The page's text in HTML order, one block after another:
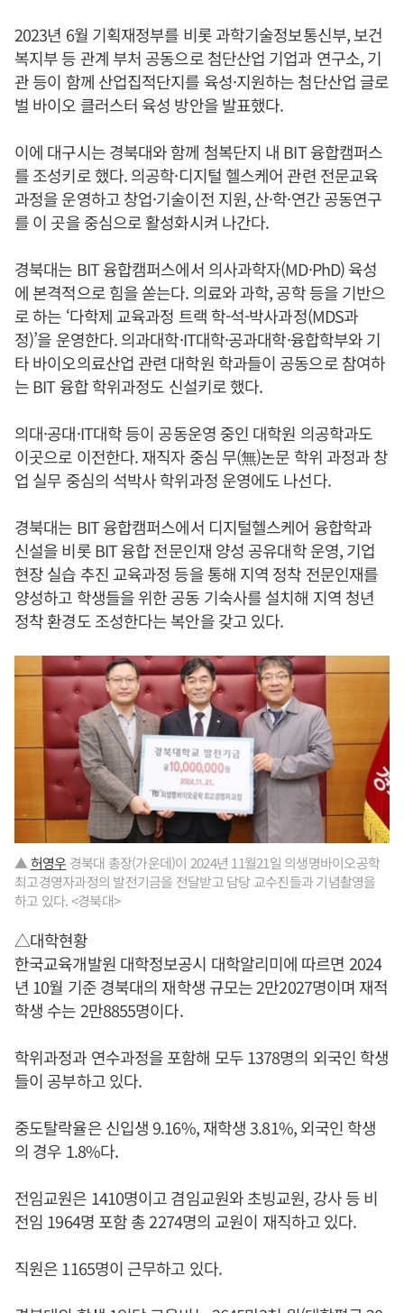
2023년 6월 기획재정부를 비롯 과학기술정보통신부, 보건
복지부 등 관계 부처 공동으로 첨단산업 기업과 연구소, 기
관 등이 함께 산업집적단지를 육성·지원하는 첨단산업 글로
벌 바이오 클러스터 육성 방안을 발표했다.
이에 대구시는 경북대와 함께 첨복단지 내 BIT 융합캠퍼스
를 조성키로 했다. 의공학·디지털 헬스케어 관련 전문교육
과정을 운영하고 창업·기술이전 지원, 산·학·연간 공동연구
를 이 곳을 중심으로 활성화시켜 나간다.
경북대는 BIT 융합캠퍼스에서 의사과학자(MD·PhD) 육성
에 본격적으로 힘을 쏟는다. 의료와 과학, 공학 등을 기반으
로 하는 ‘다학제 교육과정 트랙 학-석-박사과정(MDS과
정)’을 운영한다. 의과대학·IT대학·공과대학·융합학부와 기
타 바이오의료산업 관련 대학원 학과들이 공동으로 참여하
는 BIT 융합 학위과정도 신설키로 했다.
의대·공대·IT대학 등이 공동운영 중인 대학원 의공학과도
이곳으로 이전한다. 재직자 중심 무(無)논문 학위 과정과 창
업 실무 중심의 석박사 학위과정 운영에도 나선다.
경북대는 BIT 융합캠퍼스에서 디지털헬스케어 융합학과
신설을 비롯 BIT 융합 전문인재 양성 공유대학 운영, 기업
현장 실습 추진 교육과정 등을 통해 지역 정착 전문인재를
양성하고 학생들을 위한 공동 기숙사를 설치해 지역 청년
정착 환경도 조성한다는 복안을 갖고 있다.
▲허영우 경북대 총장(가운데)이 2024년 11월21일 의생명바이오공학
최고경영자과정의 발전기금을 전달받고 담당 교수진들과 기념촬영을
하고 있다. <경북대>
△대학현황
한국교육개발원 대학정보공시 대학알리미에 따르면 2024
년 10월 기준 경북대의 재학생 규모는 2만2027명이며 재적
학생 수는 2만8855명이다.
학위과정과 연수과정을 포함해 모두 1378명의 외국인 학생
들이 공부하고 있다.
중도탈락율은 신입생 9.16%, 재학생 3.81%, 외국인 학생
의 경우 1.8%다.
전임교원은 1410명이고 겸임교원와 초빙교원, 강사 등 비
전임 1964명 포함 총 2274명의 교원이 재직하고 있다.
직원은 1165명이 근무하고 있다.